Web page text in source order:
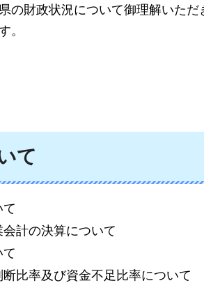
の財政状況について御理解いた
。
て
計の決算について
比率及び資金不足比率について